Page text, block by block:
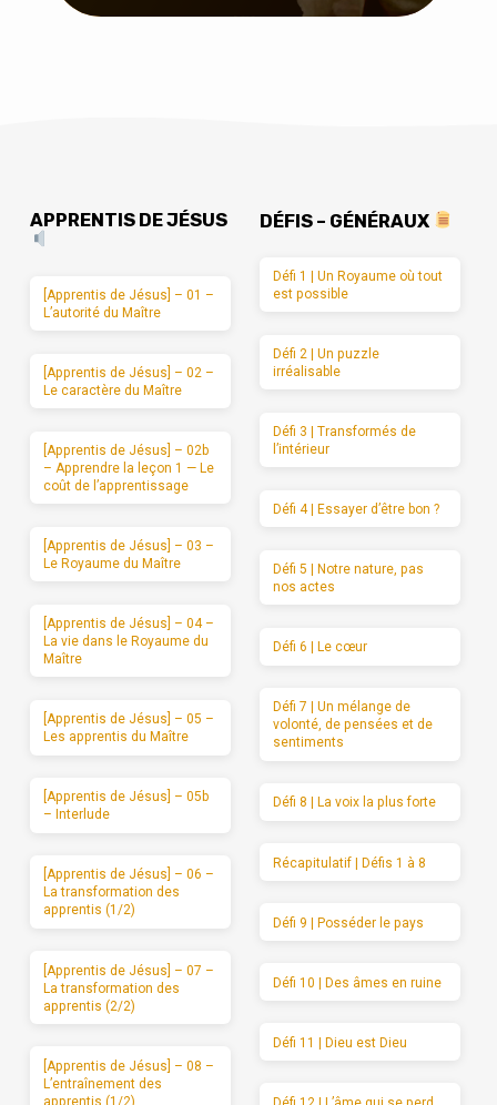
APPRENTIS DE JÉSUS
[Apprentis de Jésus] – 01 –
L’autorité du Maître
[Apprentis de Jésus] – 02 –
Le caractère du Maître
[Apprentis de Jésus] – 02b
– Apprendre la leçon 1 — Le
coût de l’apprentissage
[Apprentis de Jésus] – 03 –
Le Royaume du Maître
[Apprentis de Jésus] – 04 –
La vie dans le Royaume du
Maître
[Apprentis de Jésus] – 05 –
Les apprentis du Maître
[Apprentis de Jésus] – 05b
– Interlude
[Apprentis de Jésus] – 06 –
La transformation des
apprentis (1/2)
[Apprentis de Jésus] – 07 –
La transformation des
apprentis (2/2)
[Apprentis de Jésus] – 08 –
L’entraînement des
apprentis (1/2)
DÉFIS – GÉNÉRAUX
Défi 1 | Un Royaume où tout
est possible
Défi 2 | Un puzzle
irréalisable
Défi 3 | Transformés de
l’intérieur
Défi 4 | Essayer d’être bon ?
Défi 5 | Notre nature, pas
nos actes
Défi 6 | Le cœur
Défi 7 | Un mélange de
volonté, de pensées et de
sentiments
Défi 8 | La voix la plus forte
Récapitulatif | Défis 1 à 8
Défi 9 | Posséder le pays
Défi 10 | Des âmes en ruine
Défi 11 | Dieu est Dieu